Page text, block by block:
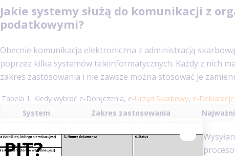
Jakie systemy służą do komunikacji z
podatkowymi?
Obecnie komunikacja elektroniczna z administracją
poprzez kilka systemów teleinformatycznych. Każdy z nich
zakres zastosowania i nie zawsze można stosować je
Tabela 1. Kiedy wybrać e-Doręczenia, e-Urząd Skarbowy, e-Deklaracje
System
Zakres zastosowania
e-